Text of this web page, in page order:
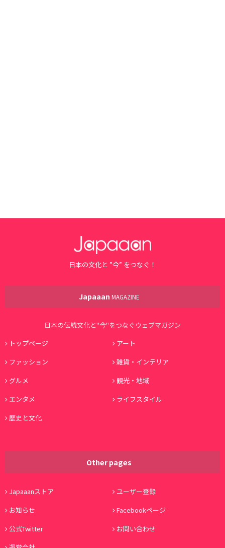
日本の文化と ”今” をつなぐ！
Japaaan MAGAZINE
日本の伝統文化と"今"をつなぐウェブマガジン
トップページ
アート
ファッション
雑貨・インテリア
グルメ
観光・地域
エンタメ
ライフスタイル
歴史と文化
Other pages
Japaaanストア
ユーザー登録
お知らせ
Facebookページ
公式Twitter
お問い合わせ